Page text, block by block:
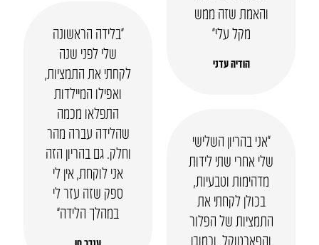
והאמת שזה ממש
מקל עלי״
הודיה עדני
“בלידה הראשונה
שלי לפני שנה
לקחתי את התמציות,
ואפילו המיילדות
התפלאו מכמה
שהלידה עברה מהר
וחלק. גם בהריון הזה
אני לוקחת, אין לי
ספק שזה עזר לי
במהלך הלידה”
“אני בהריון השלישי
שלי אחרי שתי לידות
מדהימות וטבעיות,
בכולן לקחתי את
התמציות של הפלור
והפארטוקל. וכמובן